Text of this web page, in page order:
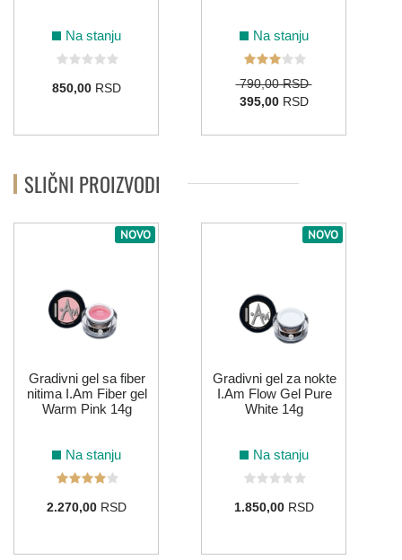
Na stanju
850,00RSD
Na stanju
790,00 RSD
395,00RSD
SLIČNI PROIZVODI
NOVO
Gradivni gel sa fiber
nitima I.Am Fiber gel
Warm Pink 14g
Na stanju
2.270,00RSD
NOVO
Gradivni gel za nokte
I.Am Flow Gel Pure
White 14g
Na stanju
1.850,00RSD